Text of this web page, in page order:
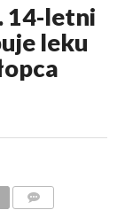
14-letni
leku